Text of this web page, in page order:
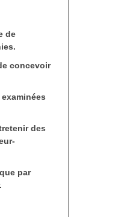
de
concevoir
des
par